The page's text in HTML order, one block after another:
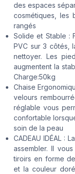
des espaces
cosmétiques, les
rangés
Solide et Stable :
PVC sur 3 côtés,
nettoyer. Les
augmentent la
Charge:50kg
Chaise
velours
réglable vous
confortable
soin de la peau
CADEAU IDÉAL :
assembler. Il
tiroirs en forme
et la couleur